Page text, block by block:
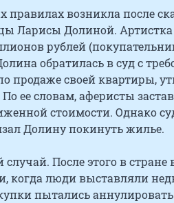
правилах возникла после
Ларисы Долиной. Артистка
рублей
обратилась в суд с
продаже своей квартиры,
ее словам, аферисты
стоимости. Однако
Долину покинуть жилье.
После этого в стране
когда люди выставляли
пытались